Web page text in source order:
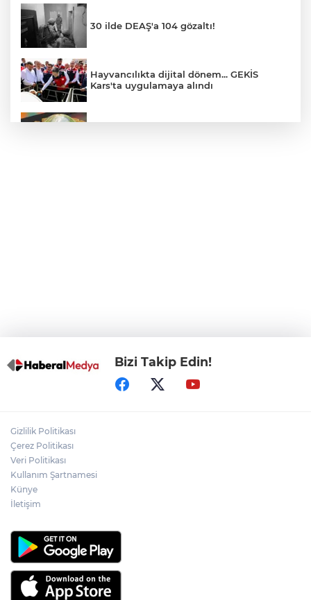
30 ilde DEAŞ'a 104 gözaltı!
Hayvancılıkta dijital dönem... GEKİS
Kars'ta uygulamaya alındı
Bizi Takip Edin!
Gizlilik Politikası
Çerez Politikası
Veri Politikası
Kullanım Şartnamesi
Künye
İletişim